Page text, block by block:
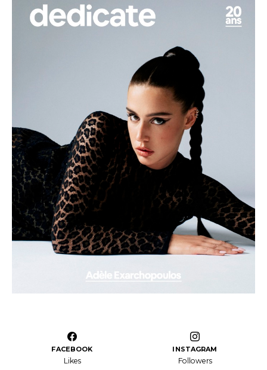
FACEBOOK
Likes
INSTAGRAM
Followers